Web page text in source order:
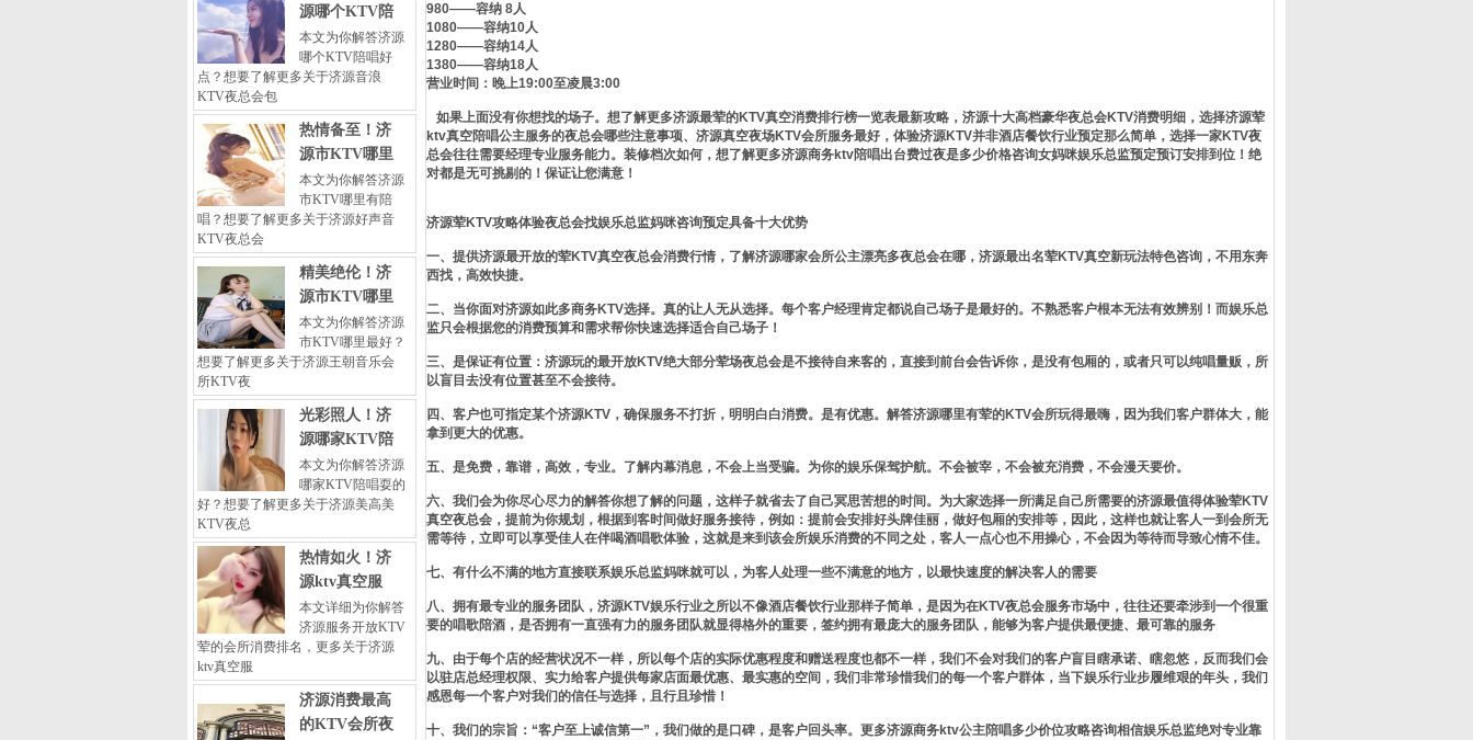
980——容纳 8人
1080——容纳10人
1280——容纳14人
1380——容纳18人
营业时间：晚上19:00至凌晨3:00
如果上面没有你想找的场子。想了解更多济源最荤的KTV真空消费排行榜一览表最新攻略，济源十大高档豪华夜总会KTV消费明细，选择济源荤
ktv真空陪唱公主服务的夜总会哪些注意事项、济源真空夜场KTV会所服务最好，体验济源KTV并非酒店餐饮行业预定那么简单，选择一家KTV夜
总会往往需要经理专业服务能力。装修档次如何，想了解更多济源商务ktv陪唱出台费过夜是多少价格咨询女妈咪娱乐总监预定预订安排到位！绝
对都是无可挑剔的！保证让您满意！
济源荤KTV攻略体验夜总会找娱乐总监妈咪咨询预定具备十大优势
一、提供济源最开放的荤KTV真空夜总会消费行情，了解济源哪家会所公主漂亮多夜总会在哪，济源最出名荤KTV真空新玩法特色咨询，不用东奔
西找，高效快捷。
二、当你面对济源如此多商务KTV选择。真的让人无从选择。每个客户经理肯定都说自己场子是最好的。不熟悉客户根本无法有效辨别！而娱乐总
监只会根据您的消费预算和需求帮你快速选择适合自己场子！
三、是保证有位置：济源玩的最开放KTV绝大部分荤场夜总会是不接待自来客的，直接到前台会告诉你，是没有包厢的，或者只可以纯唱量贩，所
以盲目去没有位置甚至不会接待。
四、客户也可指定某个济源KTV，确保服务不打折，明明白白消费。是有优惠。解答济源哪里有荤的KTV会所玩得最嗨，因为我们客户群体大，能
拿到更大的优惠。
五、是免费，靠谱，高效，专业。了解内幕消息，不会上当受骗。为你的娱乐保驾护航。不会被宰，不会被充消费，不会漫天要价。
六、我们会为你尽心尽力的解答你想了解的问题，这样子就省去了自己冥思苦想的时间。为大家选择一所满足自己所需要的济源最值得体验荤KTV
真空夜总会，提前为你规划，根据到客时间做好服务接待，例如：提前会安排好头牌佳丽，做好包厢的安排等，因此，这样也就让客人一到会所无
需等待，立即可以享受佳人在伴喝酒唱歌体验，这就是来到该会所娱乐消费的不同之处，客人一点心也不用操心，不会因为等待而导致心情不佳。
七、有什么不满的地方直接联系娱乐总监妈咪就可以，为客人处理一些不满意的地方，以最快速度的解决客人的需要
八、拥有最专业的服务团队，济源KTV娱乐行业之所以不像酒店餐饮行业那样子简单，是因为在KTV夜总会服务市场中，往往还要牵涉到一个很重
要的唱歌陪酒，是否拥有一直强有力的服务团队就显得格外的重要，签约拥有最庞大的服务团队，能够为客户提供最便捷、最可靠的服务
九、由于每个店的经营状况不一样，所以每个店的实际优惠程度和赠送程度也都不一样，我们不会对我们的客户盲目瞎承诺、瞎忽悠，反而我们会
以驻店总经理权限、实力给客户提供每家店面最优惠、最实惠的空间，我们非常珍惜我们的每一个客户群体，当下娱乐行业步履维艰的年头，我们
感恩每一个客户对我们的信任与选择，且行且珍惜！
十、我们的宗旨：“客户至上诚信第一”，我们做的是口碑，是客户回头率。更多济源商务ktv公主陪唱多少价位攻略咨询相信娱乐总监绝对专业靠
源哪个KTV陪
本文为你解答济源
哪个KTV陪唱好
点？想要了解更多关于济源音浪
KTV夜总会包
热情备至！济
源市KTV哪里
本文为你解答济源
市KTV哪里有陪
唱？想要了解更多关于济源好声音
KTV夜总会
精美绝伦！济
源市KTV哪里
本文为你解答济源
市KTV哪里最好？
想要了解更多关于济源王朝音乐会
所KTV夜
光彩照人！济
源哪家KTV陪
本文为你解答济源
哪家KTV陪唱耍的
好？想要了解更多关于济源美高美
KTV夜总
热情如火！济
源ktv真空服
本文详细为你解答
济源服务开放KTV
荤的会所消费排名，更多关于济源
ktv真空服
济源消费最高
的KTV会所夜